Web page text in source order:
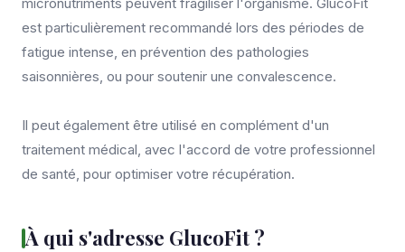
est particulièrement recommandé lors des périodes de
fatigue intense, en prévention des pathologies
saisonnières, ou pour soutenir une convalescence.
Il peut également être utilisé en complément d'un
traitement médical, avec l'accord de votre professionnel
de santé, pour optimiser votre récupération.
À qui s'adresse GlucoFit ?